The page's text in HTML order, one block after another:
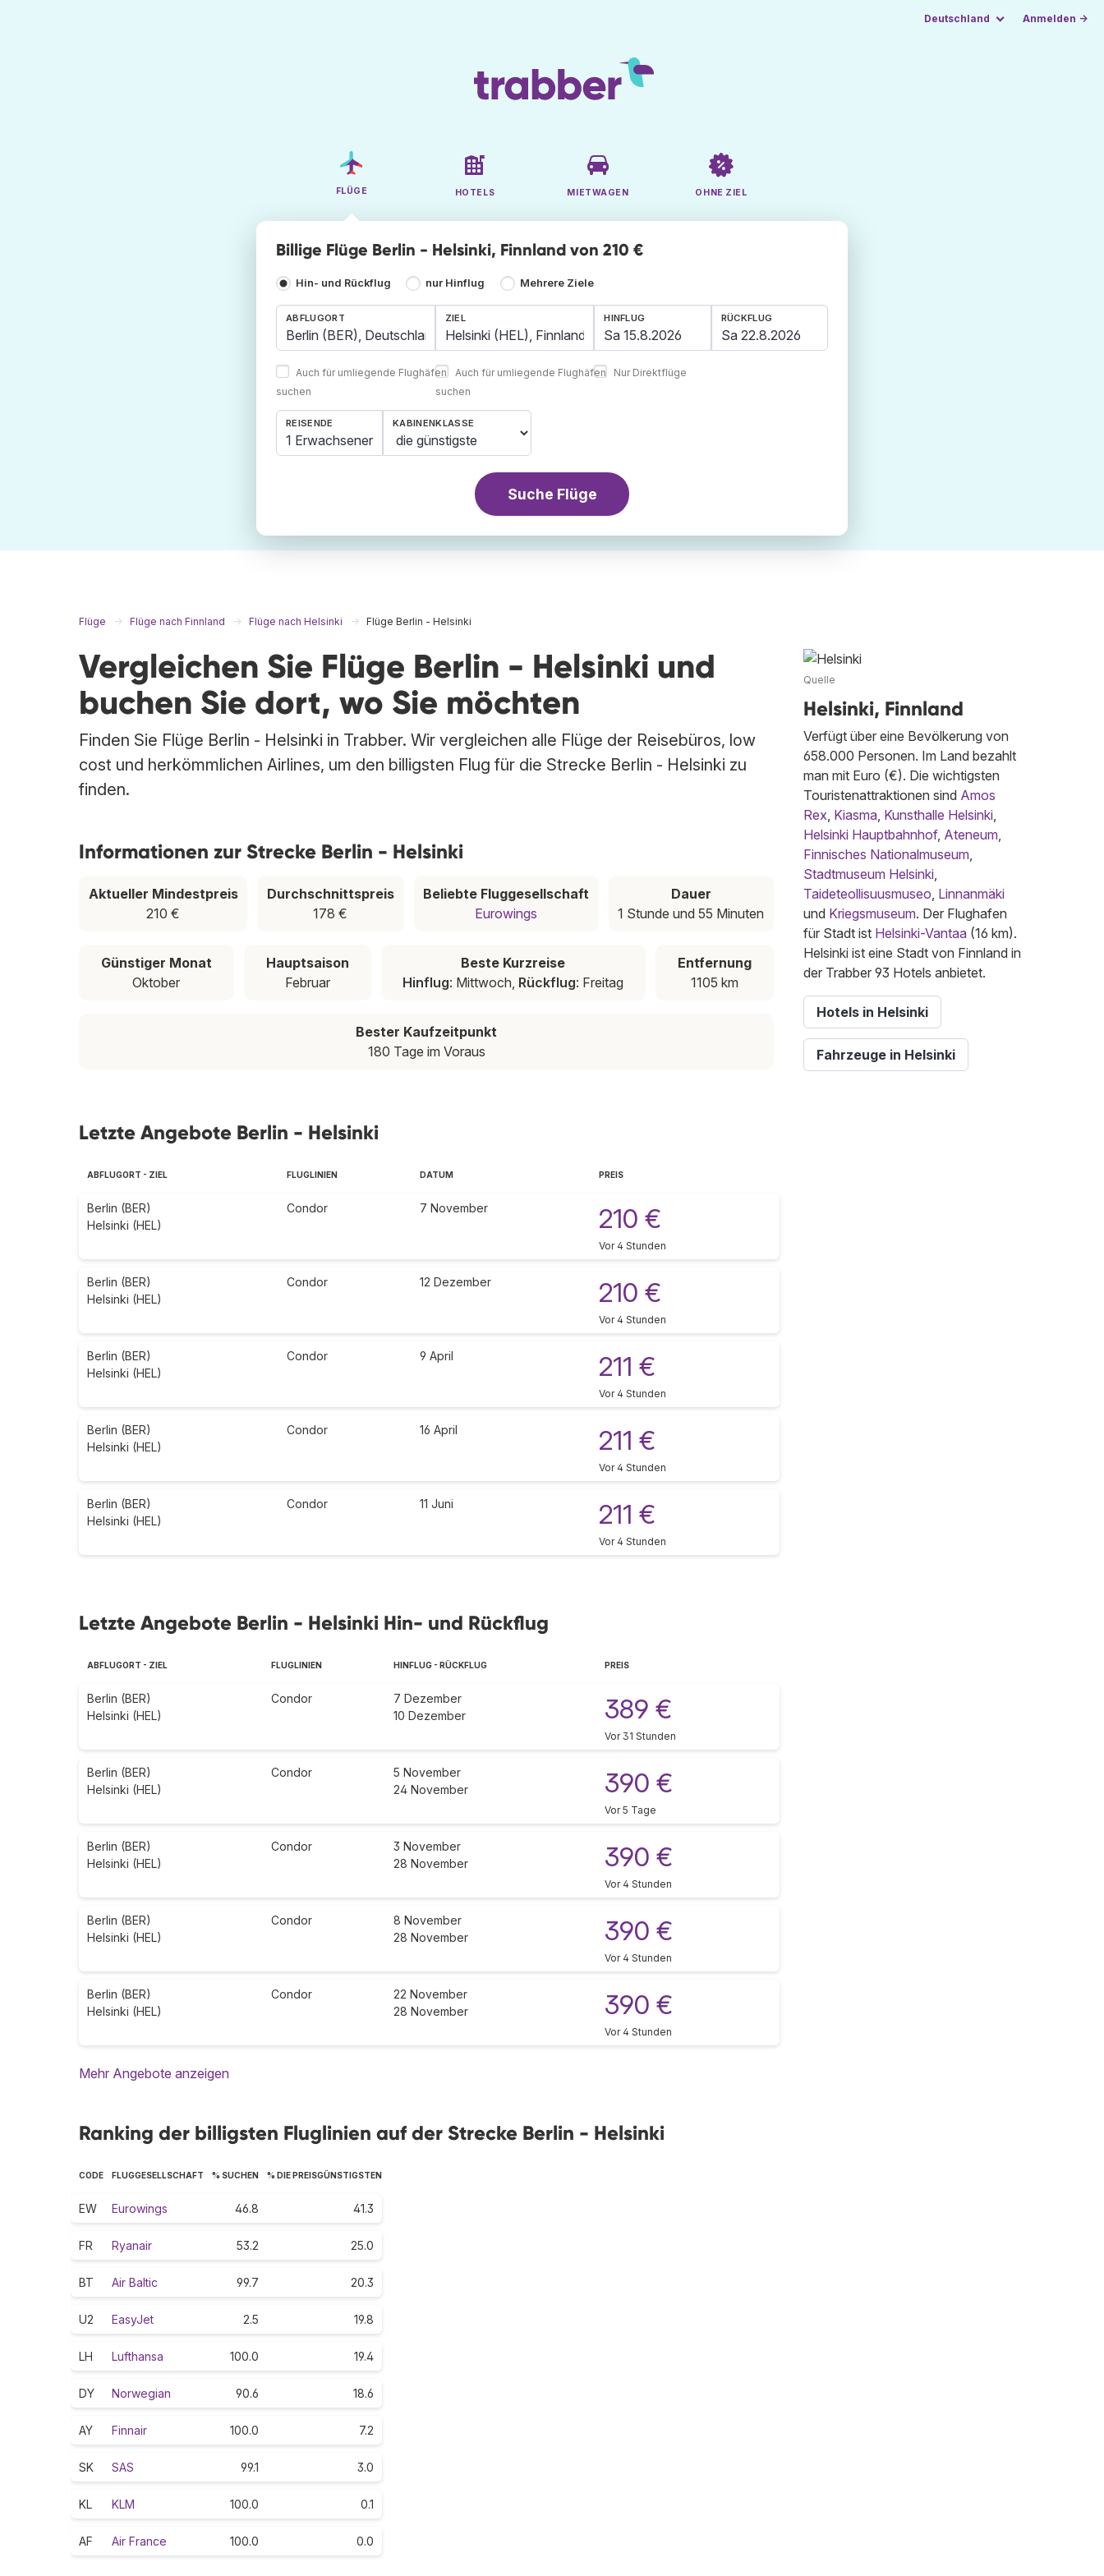
Deutschland Anmelden →
FLÜGE HOTELS MIETWAGEN OHNE ZIEL
Billige Flüge Berlin - Helsinki, Finnland von 210 €
Hin- und Rückflug nur Hinflug Mehrere Ziele
ABFLUGORT
Auch für umliegende Flughäfen
suchen
ZIEL
Auch für umliegende Flughäfen
suchen
HINFLUG RÜCKFLUG
Nur Direktflüge
REISENDE
1 Erwachsener
KABINENKLASSE
Suche Flüge
Flüge Flüge nach Finnland Flüge nach Helsinki Flüge Berlin - Helsinki
Vergleichen Sie Flüge Berlin - Helsinki und
buchen Sie dort, wo Sie möchten
Finden Sie Flüge Berlin - Helsinki in Trabber. Wir vergleichen alle Flüge der Reisebüros, low
cost und herkömmlichen Airlines, um den billigsten Flug für die Strecke Berlin - Helsinki zu
finden.
Informationen zur Strecke Berlin - Helsinki
Aktueller Mindestpreis
210 €
Durchschnittspreis
178 €
Beliebte Fluggesellschaft
Eurowings
Dauer
1 Stunde und 55 Minuten
Günstiger Monat
Oktober
Hauptsaison
Februar
Beste Kurzreise
Hinflug: Mittwoch, Rückflug: Freitag
Entfernung
1105 km
Bester Kaufzeitpunkt
180 Tage im Voraus
Letzte Angebote Berlin - Helsinki
ABFLUGORT - ZIEL FLUGLINIEN DATUM PREIS
Berlin (BER)
Helsinki (HEL)
Condor 7 November 210 €
Vor 4 Stunden
Berlin (BER)
Helsinki (HEL)
Condor 12 Dezember 210 €
Vor 4 Stunden
Berlin (BER)
Helsinki (HEL)
Condor 9 April 211 €
Vor 4 Stunden
Berlin (BER)
Helsinki (HEL)
Condor 16 April 211 €
Vor 4 Stunden
Berlin (BER)
Helsinki (HEL)
Condor 11 Juni 211 €
Vor 4 Stunden
Letzte Angebote Berlin - Helsinki Hin- und Rückflug
ABFLUGORT - ZIEL FLUGLINIEN HINFLUG - RÜCKFLUG PREIS
Berlin (BER)
Helsinki (HEL)
Condor
7 Dezember
10 Dezember
389 €
Vor 31 Stunden
Berlin (BER)
Helsinki (HEL)
Condor
5 November
24 November
390 €
Vor 5 Tage
Berlin (BER)
Helsinki (HEL)
Condor
3 November
28 November
390 €
Vor 4 Stunden
Berlin (BER)
Helsinki (HEL)
Condor
8 November
28 November
390 €
Vor 4 Stunden
Berlin (BER)
Helsinki (HEL)
Condor
22 November
28 November
390 €
Vor 4 Stunden
Mehr Angebote anzeigen
Ranking der billigsten Fluglinien auf der Strecke Berlin - Helsinki
CODE FLUGGESELLSCHAFT % SUCHEN % DIE PREISGÜNSTIGSTEN
EW Eurowings 46.8 41.3
FR Ryanair 53.2 25.0
BT Air Baltic 99.7 20.3
U2 EasyJet 2.5 19.8
LH Lufthansa 100.0 19.4
DY Norwegian 90.6 18.6
AY Finnair 100.0 7.2
SK SAS 99.1 3.0
KL KLM 100.0 0.1
AF Air France 100.0 0.0
Quelle
Helsinki, Finnland
Verfügt über eine Bevölkerung von
658.000 Personen. Im Land bezahlt
man mit Euro (€). Die wichtigsten
Touristenattraktionen sind Amos
Rex, Kiasma, Kunsthalle Helsinki,
Helsinki Hauptbahnhof, Ateneum,
Finnisches Nationalmuseum,
Stadtmuseum Helsinki,
Taideteollisuusmuseo, Linnanmäki
und Kriegsmuseum. Der Flughafen
für Stadt ist Helsinki-Vantaa (16 km).
Helsinki ist eine Stadt von Finnland in
der Trabber 93 Hotels anbietet.
Hotels in Helsinki
Fahrzeuge in Helsinki